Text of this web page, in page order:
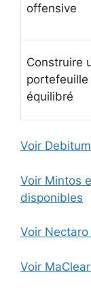
offensive
Construire
portefeuille
équilibré
Voir
Voir Mintos
disponibles
Voir
Voir